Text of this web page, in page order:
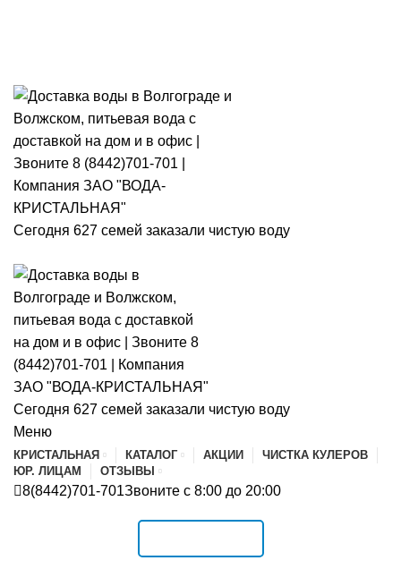
Сегодня 627 семей заказали чистую воду
Сегодня 627 семей заказали чистую воду
Меню
КРИСТАЛЬНАЯ КАТАЛОГ АКЦИИ
ЧИСТКА КУЛЕРОВ
ЮР. ЛИЦАМ
ОТЗЫВЫ
8(8442)701-701Звоните с 8:00 до 20:00